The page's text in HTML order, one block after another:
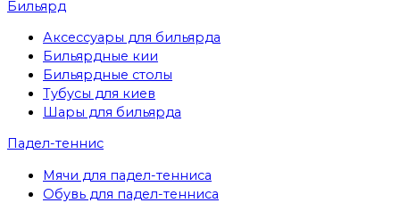
Бильярд
Аксессуары для бильярда
Бильярдные кии
Бильярдные столы
Тубусы для киев
Шары для бильярда
Падел-теннис
Мячи для падел-тенниса
Обувь для падел-тенниса